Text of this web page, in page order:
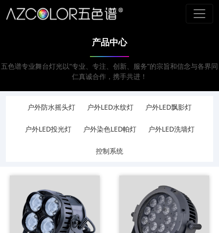
产品中心
五色谱专业舞台灯光以“专业、专注、创新、服务”的宗旨和信念与各界同
仁真诚合作，携手共进！
户外防水摇头灯 户外LED水纹灯 户外LED飘影灯
户外LED投光灯 户外染色LED帕灯 户外LED洗墙灯
控制系统